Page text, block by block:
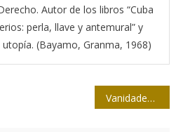
Autor de los libros “Cuba
perla, llave y antemural” y
utopía. (Bayamo, Granma, 1968)
Vanidades